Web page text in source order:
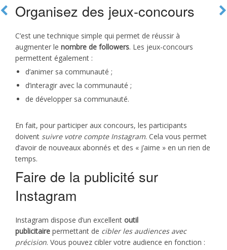
Organisez des jeux-concours
C’est une technique simple qui permet de réussir à
augmenter le nombre de followers. Les jeux-concours
permettent également :
d’animer sa communauté ;
d’interagir avec la communauté ;
de développer sa communauté.
En fait, pour participer aux concours, les participants
doivent suivre votre compte Instagram. Cela vous permet
d’avoir de nouveaux abonnés et des « j’aime » en un rien de
temps.
Faire de la publicité sur
Instagram
Instagram dispose d’un excellent outil
publicitaire permettant de cibler les audiences avec
précision. Vous pouvez cibler votre audience en fonction :